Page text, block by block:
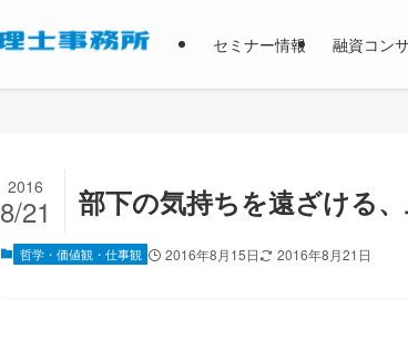
セミナー情報 融資コン
部下の気持ちを遠ざける
2016
8/21
哲学・価値観・仕事観 2016年8月15日 2016年8月21日